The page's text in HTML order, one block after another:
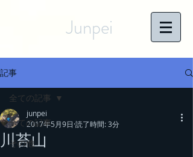
Junpei
記事
全ての記事
その他
全ての記事
川苔山
junpei
2017年5月9日 読了時間: 3分